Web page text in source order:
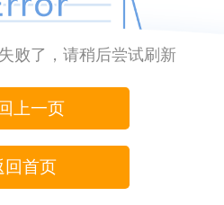
败了，请稍后尝试刷新
上一页
回首页